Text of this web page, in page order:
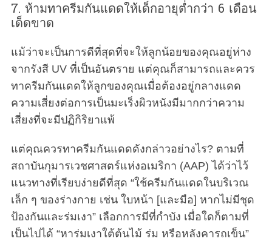
7. ห้ามทาครีมกันแดดให้เด็กอายุต่ำกว่า 6 เดือน
เด็ดขาด
แม้ว่าจะเป็นการดีที่สุดที่จะให้ลูกน้อยของคุณอยู่ห่าง
จากรังสี UV ที่เป็นอันตราย แต่คุณก็สามารถและควร
ทาครีมกันแดดให้ลูกของคุณเมื่อต้องอยู่กลางแดด
ความเสี่ยงต่อการเป็นมะเร็งผิวหนังมีมากกว่าความ
เสี่ยงที่จะมีปฏิกิริยาแพ้
แต่คุณควรทาครีมกันแดดดังกล่าวอย่างไร? ตามที่
สถาบันกุมารเวชศาสตร์แห่งอเมริกา (AAP) ได้ว่าไว้
แนวทางที่เรียบง่ายดีที่สุด “ใช้ครีมกันแดดในบริเวณ
เล็ก ๆ ของร่างกาย เช่น ใบหน้า [และมือ] หากไม่มีชุด
ป้องกันและร่มเงา” เลือกการมีที่กำบัง เมื่อใดก็ตามที่
เป็นไปได้ “หาร่มเงาใต้ต้นไม้ ร่ม หรือหลังคารถเข็น”
S